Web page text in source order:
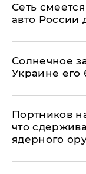
Сеть
авто России
​Солнечное
Украине его
Портников
что
ядерного